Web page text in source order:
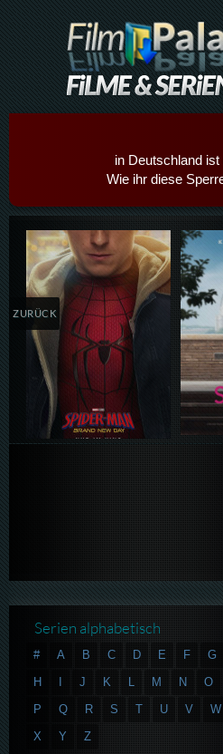
in Deutschland
Wie ihr diese
Details,Play
ZURÜCK
Serien alphabetisch
# A B C D E F
G
H
I J K L M N
O
P
Q R S T U V
W
X
Y Z